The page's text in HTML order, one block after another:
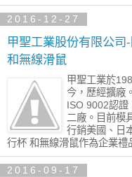
2016-12-27
甲聖工業股份有限公司
和無線滑鼠
甲聖工業於
今，歷經擴廠
ISO 9002認證
二廠。目前模
行銷美國、日
行杯 和無線滑鼠作為企業禮
2016-09-17